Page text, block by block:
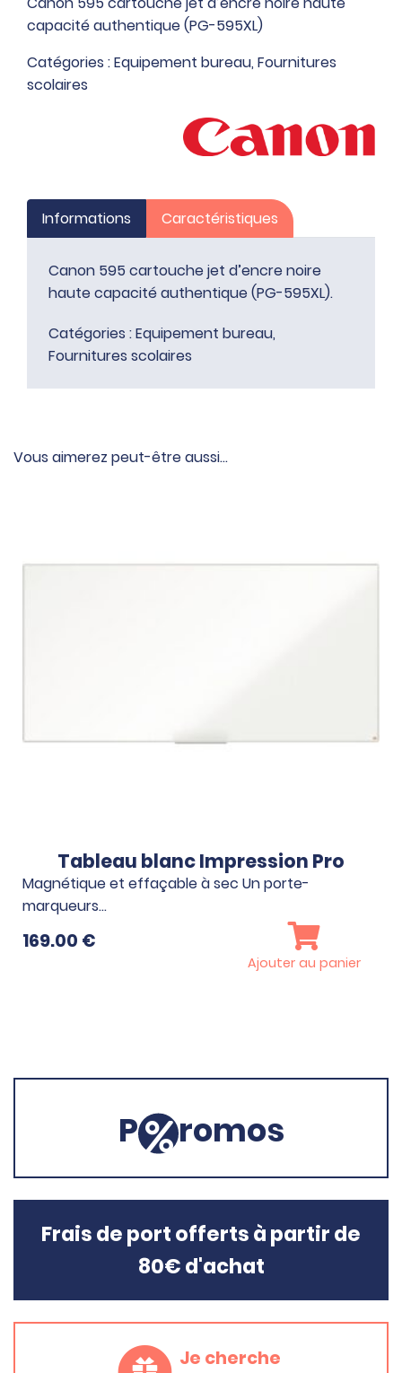
595
cartouche
jet
d'encre
(PG-
595XL)
capacité authentique (PG-595XL)
Catégories :Equipement bureau, Fournitures
scolaires
Informations Caractéristiques
Canon 595 cartouche jet d’encre noire
haute capacité authentique (PG-595XL).
Catégories :Equipement bureau,
Fournitures scolaires
Vous aimerez peut-être aussi…
Tableau blanc Impression Pro
Magnétique et effaçable à sec Un porte-
marqueurs…
169.00 €
Ajouter au panier
P romos
Frais de port offerts à partir de
80€ d'achat
Je cherche